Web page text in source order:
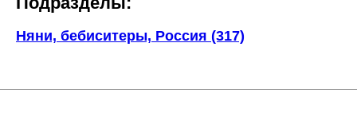
Няни, бебиситеры, Россия (317)